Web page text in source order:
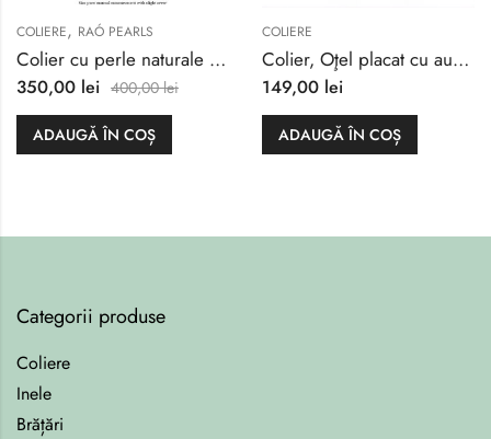
COLIERE, RAÓ PEARLS
Colier cu perle naturale de apă dulce
350,00 lei 400,00lei
ADAUGĂ ÎN COȘ
COLIERE
Colier, Oţel placat cu aur 18K
149,00 lei
ADAUGĂ ÎN COȘ
Categorii produse
Coliere
Inele
Brățări